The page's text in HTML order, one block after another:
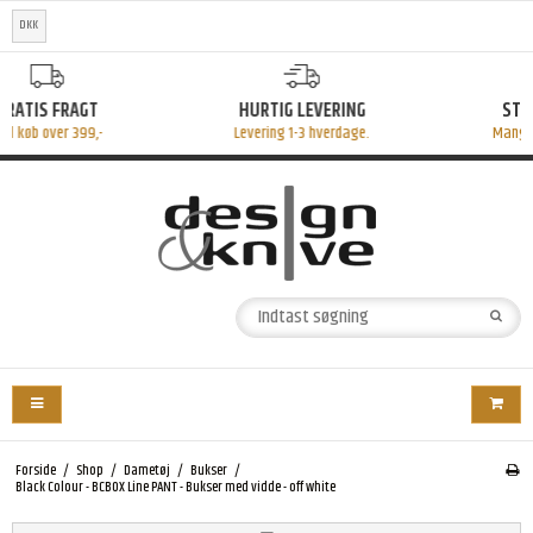
DKK
HURTIG LEVERING
Levering 1-3 hverdage.
STORT UDVALG
Mange fine produkter
Forside / Shop / Dametøj / Bukser /
Black Colour - BCBOX Line PANT - Bukser med vidde - off white